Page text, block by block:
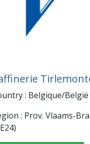
: Belgique/België
: Prov. Vlaams-